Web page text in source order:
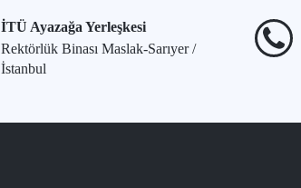
İTÜ Ayazağa Yerleşkesi
Rektörlük Binası Maslak-Sarıyer /
İstanbul